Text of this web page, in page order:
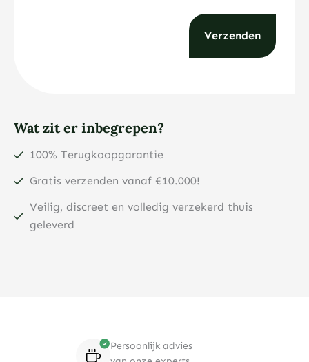
Wat zit er inbegrepen?
100% Terugkoopgarantie
Gratis verzenden vanaf €10.000!
Veilig, discreet en volledig verzekerd thuis
geleverd
Persoonlijk advies